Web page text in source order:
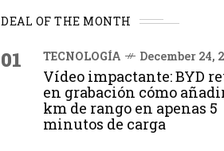
DEAL OF THE MONTH
01 TECNOLOGÍA December 24,
Vídeo impactante: BYD
en grabación cómo
km de rango en apenas 5
minutos de carga